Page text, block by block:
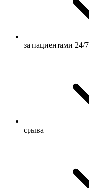
за пациентами 24/7
срыва